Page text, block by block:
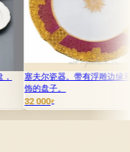
。带有浮雕边缘和花卉装 中国